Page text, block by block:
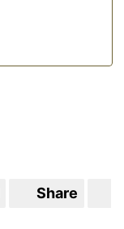
Share